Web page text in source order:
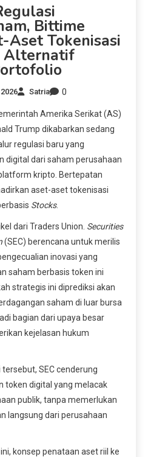
Bittime
Aset Tokenisasi
Alternatif
Satria 0
Amerika Serikat (AS)
Trump dikabarkan sedang
regulasi baru yang
digital dari saham perusahaan
kripto. Bertepatan
aset-aset tokenisasi
Stocks.
dari Traders Union. Securities
(SEC) berencana untuk merilis
inovasi yang
saham berbasis token ini
strategis ini diprediksi akan
saham di luar bursa
bagian dari upaya besar
kejelasan hukum
SEC cenderung
token digital yang melacak
publik, tanpa memerlukan
langsung dari perusahaan
konsep penataan aset riil ke